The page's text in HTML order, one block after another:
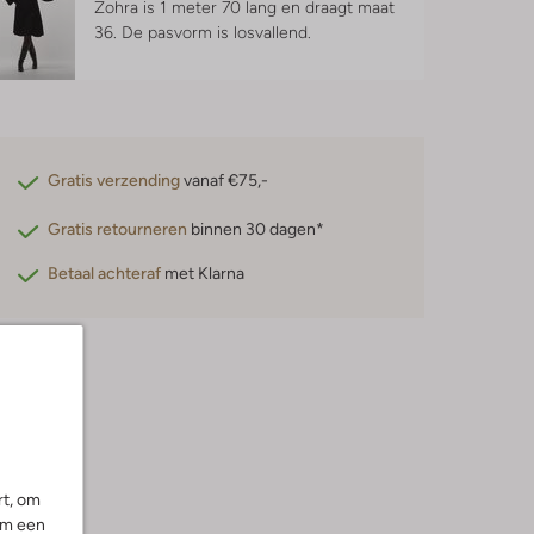
om
een
Zohra is 1 meter 70 lang en draagt maat
36. De pasvorm is losvallend
Gratis verzendingvanaf €75,-
Gratis retourneren binnen 30 dagen*
Betaal achteraf met Klarna